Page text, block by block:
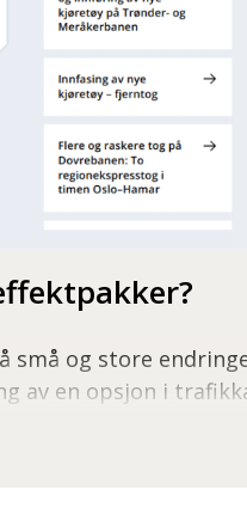
små og store
en opsjon i